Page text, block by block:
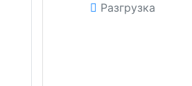
Разгрузка